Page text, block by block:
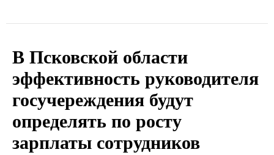
В Псковской области
эффективность руководителя
госучереждения будут
определять по росту
зарплаты сотрудников